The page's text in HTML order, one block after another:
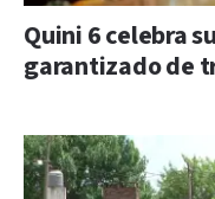
Quini 6 celebra
garantizado de